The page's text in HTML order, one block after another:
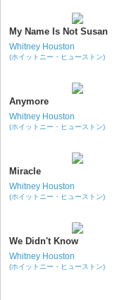
My Name Is Not Susan
Whitney Houston
(ホイットニー・ヒューストン)
Anymore
Whitney Houston
(ホイットニー・ヒューストン)
Miracle
Whitney Houston
(ホイットニー・ヒューストン)
We Didn't Know
Whitney Houston
(ホイットニー・ヒューストン)